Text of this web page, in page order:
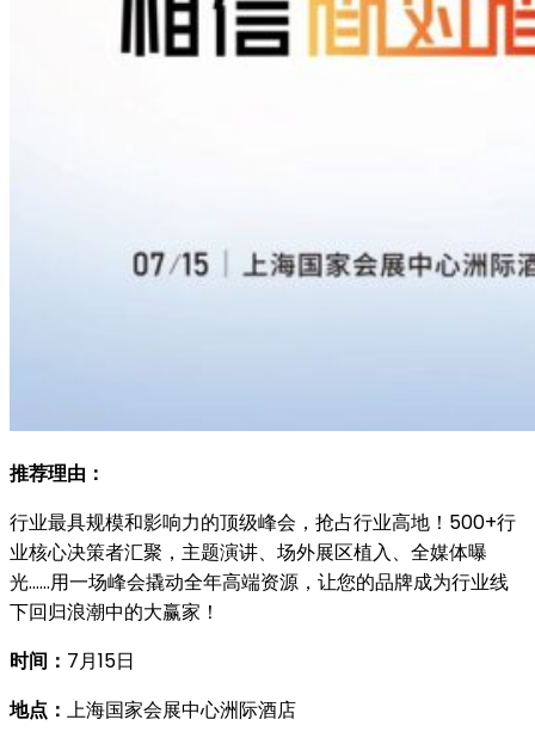
推荐理由：
行业最具规模和影响力的顶级峰会，抢占行业高地！500+行
业核心决策者汇聚，主题演讲、场外展区植入、全媒体曝
光……用一场峰会撬动全年高端资源，让您的品牌成为行业线
下回归浪潮中的大赢家！
时间： 7月15日
地点： 上海国家会展中心洲际酒店